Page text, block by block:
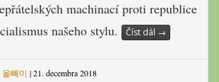
machinací proti republice
našeho stylu.
Číst dál →
올빼미 |21. decembra 2018